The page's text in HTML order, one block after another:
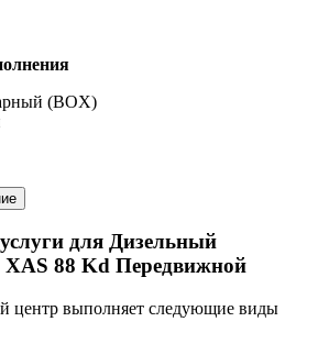
(BOX)
для Дизельный
XAS 88 Kd Передвижной
центр выполняет следующие виды